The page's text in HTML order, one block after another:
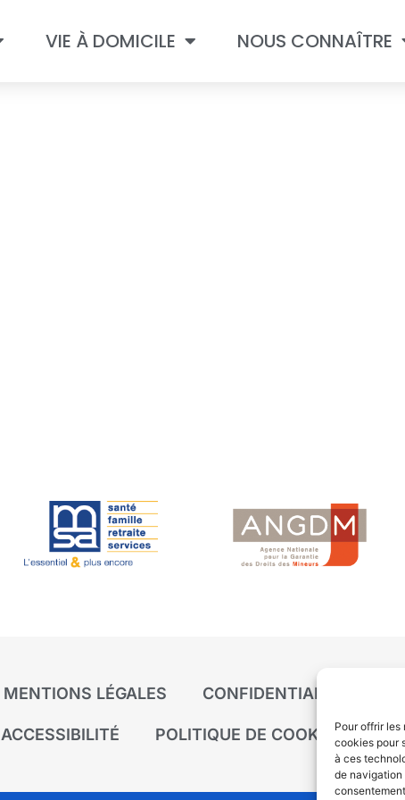
Pour offrir les
cookies pour
à ces
de navigation
VIE À DOMICILE NOUS CONNAÎTRE
MENTIONS LÉGALES CONFIDENTIALITÉ
ACCESSIBILITÉ POLITIQUE DE COOKIES (UE)